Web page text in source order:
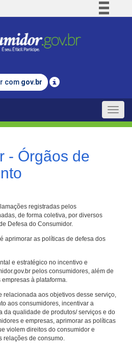
Comunica BR
Legislação
com gov.br
Toggle
- Órgãos de
registradas pelos
de forma coletiva, por diversos
Defesa do Consumidor.
aprimorar as políticas de defesa dos
e estratégico no incentivo e
pelos consumidores, além de
à plataforma.
relacionada aos objetivos desse serviço,
aos consumidores, incentivar a
da qualidade de produtos/ serviços e do
e empresas, aprimorar as políticas
violem direitos do consumidor e
relações de consumo.